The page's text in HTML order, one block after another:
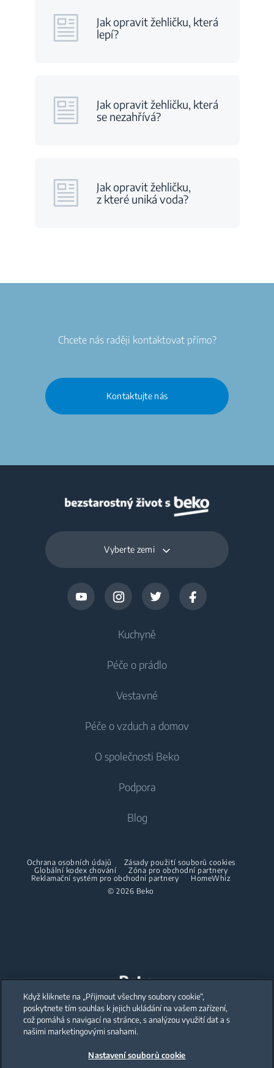
Jak opravit žehličku, která
lepí?
Jak opravit žehličku, která
se nezahřívá?
Jak opravit žehličku,
z které uniká voda?
Chcete nás raději kontaktovat přímo?
Kontaktujte nás
Vyberte zemi
Kuchyně
Chlazení
Lednice
Mrazáky
Vestavné lednice s mrazákem
Vaření
Trouby
Vestavné mikrovlnky
Volně stojící myčky
Péče o prádlo
Pračky
Vestavné pračky
Pračky se sušičkou
Sušičky
Žehličky
Mezikusy
Vestavné
Vestavné lednice
Vestavné lednice s mrazákem
Vaření
Vestavné mikrovlnky
Varné desky
Péče o vzduch a domov
Péče o vzduch
Klimatizace
Dehumidifier
Bezdrátové vysavače
O společnosti Beko
O nás
Beko Professional
Spolupráce
Podpora
Blog
© 2026 Beko
Ochrana osobních údajů
Zásady použití souborů cookies
Globální kodex chování
Zóna pro obchodní partnery
Reklamační systém pro obchodní partnery
HomeWhiz
Our parent company, Beko has 55,000 employees throughout the world
with its global operations through its subsidiaries in 57 countries and 45
production facilities in 13 countries
(i.e. Türkiye, UK, Italy, Romania, Slovakia, Poland, South Africa, Russia,
Pakistan, India, Bangladesh, Thailand and China).
Beko became the largest white goods company in Europe with its
Když kliknete na „Přijmout všechny soubory cookie“,
poskytnete tím souhlas k jejich ukládání na vašem zařízení,
což pomáhá s navigací na stránce, s analýzou využití dat a s
našimi marketingovými snahami.
Nastavení souborů cookie